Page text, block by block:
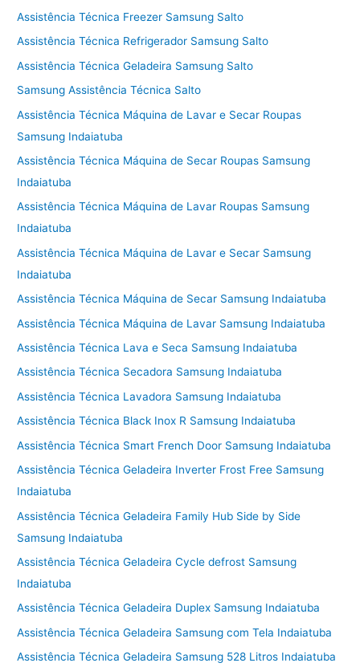
Assistência Técnica Freezer Samsung Salto
Assistência Técnica Refrigerador Samsung Salto
Assistência Técnica Geladeira Samsung Salto
Samsung Assistência Técnica Salto
Assistência Técnica Máquina de Lavar e Secar Roupas
Samsung Indaiatuba
Assistência Técnica Máquina de Secar Roupas Samsung
Indaiatuba
Assistência Técnica Máquina de Lavar Roupas Samsung
Indaiatuba
Assistência Técnica Máquina de Lavar e Secar Samsung
Indaiatuba
Assistência Técnica Máquina de Secar Samsung Indaiatuba
Assistência Técnica Máquina de Lavar Samsung Indaiatuba
Assistência Técnica Lava e Seca Samsung Indaiatuba
Assistência Técnica Secadora Samsung Indaiatuba
Assistência Técnica Lavadora Samsung Indaiatuba
Assistência Técnica Black Inox R Samsung Indaiatuba
Assistência Técnica Smart French Door Samsung Indaiatuba
Assistência Técnica Geladeira Inverter Frost Free Samsung
Indaiatuba
Assistência Técnica Geladeira Family Hub Side by Side
Samsung Indaiatuba
Assistência Técnica Geladeira Cycle defrost Samsung
Indaiatuba
Assistência Técnica Geladeira Duplex Samsung Indaiatuba
Assistência Técnica Geladeira Samsung com Tela Indaiatuba
Assistência Técnica Geladeira Samsung 528 Litros Indaiatuba